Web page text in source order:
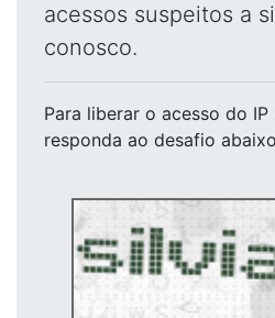
acessos suspeitos a
conosco.
Para liberar o acesso do IP
responda ao desafio